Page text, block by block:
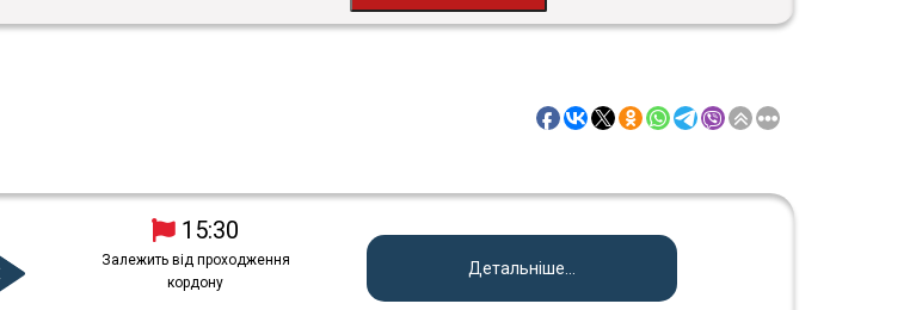
15:30
Залежить від проходження
кордону
Детальніше...